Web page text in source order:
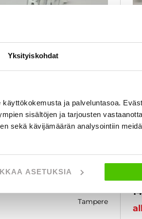
Yksityiskohdat
ja palveluntasoa.
sisältöjen ja tarjousten
sekä kävijämäärän analysointiin
ASETUKSIA
tampere